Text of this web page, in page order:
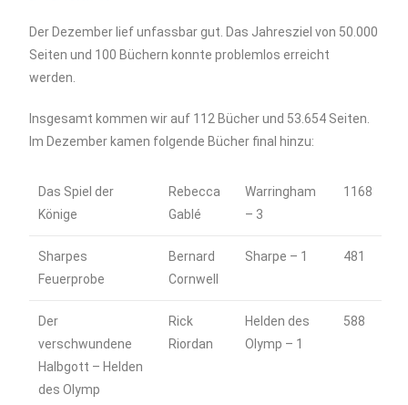
Der Dezember lief unfassbar gut. Das Jahresziel von 50.000
Seiten und 100 Büchern konnte problemlos erreicht
werden.
Insgesamt kommen wir auf 112 Bücher und 53.654 Seiten.
Im Dezember kamen folgende Bücher final hinzu:
Das Spiel der
Könige
Rebecca
Gablé
Warringham
– 3
1168
Sharpes
Feuerprobe
Bernard
Cornwell
Sharpe – 1 481
Der
verschwundene
Halbgott – Helden
des Olymp
Rick
Riordan
Helden des
Olymp – 1
588